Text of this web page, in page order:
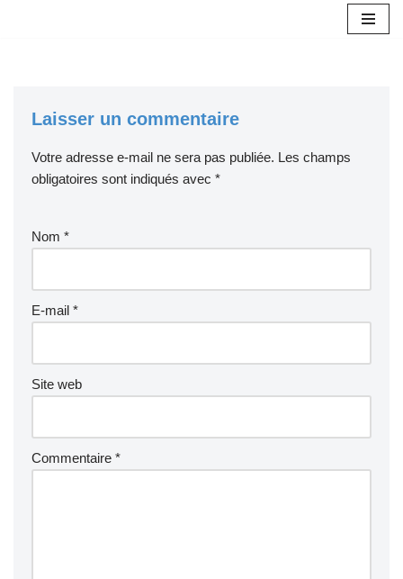
Laisser un commentaire
Votre adresse e-mail ne sera pas publiée. Les champs
obligatoires sont indiqués avec *
Nom *
E-mail *
Site web
Commentaire *